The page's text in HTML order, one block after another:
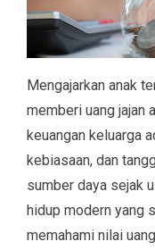
Mengajarkan anak
memberi uang jajan
keuangan keluarga
kebiasaan, dan
sumber daya sejak
hidup modern yang
memahami nilai